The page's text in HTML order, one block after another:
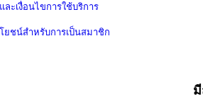
ละเงื่อนไขการใช้บริการ
ยชน์สำหรับการเป็นสมาชิก